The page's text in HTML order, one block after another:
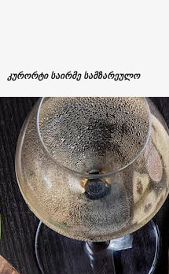
კურორტი საირმე სამზარეულო